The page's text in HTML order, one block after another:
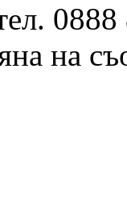
на